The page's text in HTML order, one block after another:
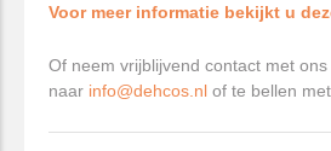
Voor meer informatie bekijkt u
Of neem vrijblijvend contact met
naar info@dehcos.nl of te bellen